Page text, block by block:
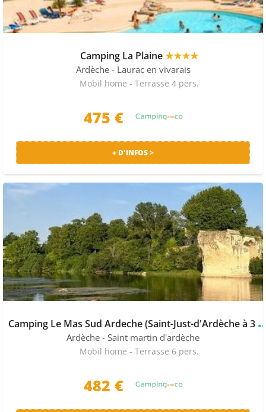
Camping La Plaine★★★★
Ardèche - Laurac en vivarais
Mobil home - Terrasse 4 pers.
475 €
+ D'INFOS >
amping Le Mas Sud
Ardèche - Saint martin d'ardèche
Mobil home - Terrasse 6 pers.
482 €